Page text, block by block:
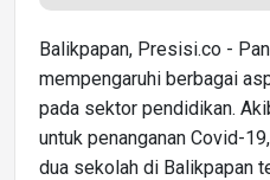
Balikpapan, Presisi.co -
mempengaruhi berbagai
pada sektor pendidikan.
untuk penanganan Covid-
dua sekolah di Balikpapan